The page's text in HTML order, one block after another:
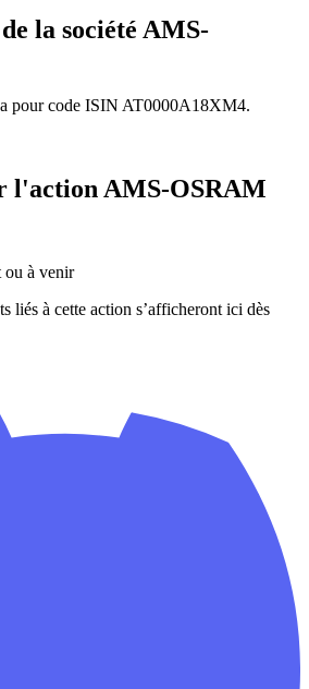
la société AMS-
pour code ISIN AT0000A18XM4.
l'action AMS-OSRAM
ou à venir
liés à cette action s’afficheront ici dès